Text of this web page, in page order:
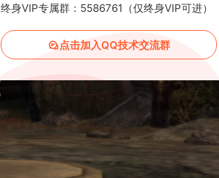
终身VIP专属群：5586761（仅终身VIP可进）
点击加入QQ技术交流群